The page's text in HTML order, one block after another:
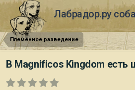
Лабрадор.ру
Племенное разведение
В Мagnificos Kingdom есть